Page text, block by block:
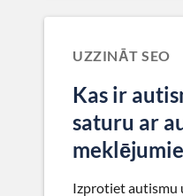
UZZINĀT SEO
Kas ir
saturu ar
Izprotiet autismu